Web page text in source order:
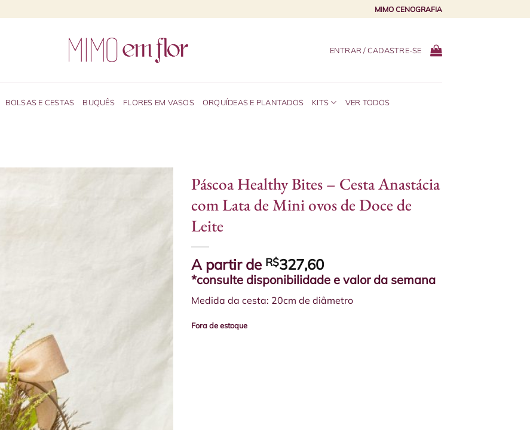
MIMO CENOGRAFIA
ENTRAR / CADASTRE-SE
BOLSAS E CESTAS BUQUÊS FLORES EM VASOS ORQUÍDEAS E PLANTADOS KITS VER TODOS
Páscoa Healthy Bites – Cesta Anastácia
com Lata de Mini ovos de Doce de
Leite
A partir de R$327,60
*consulte disponibilidade e valor da semana
Medida da cesta: 20cm de diâmetro
Fora de estoque